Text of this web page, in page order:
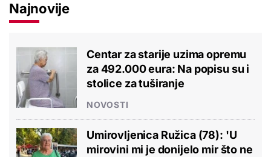
Najnovije
Centar za starije uzima opremu
za 492.000 eura: Na popisu su i
stolice za tuširanje
NOVOSTI
Umirovljenica Ružica (78): 'U
mirovini mi je donijelo mir što ne